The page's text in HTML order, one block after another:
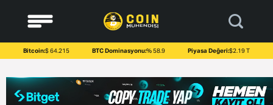
content
Bitcoin:$ 64.215 BTC Dominasyonu:% 58.9 Piyasa Değeri:$2.19 T